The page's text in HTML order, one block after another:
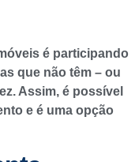
é participando
que não têm – ou
Assim, é possível
e é uma opção